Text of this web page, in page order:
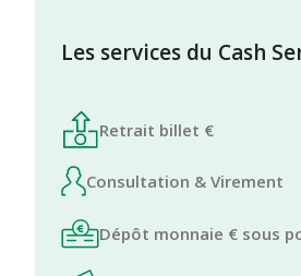
Les services du Cash
Retrait billet €
Consultation & Virement
Dépôt monnaie € sous